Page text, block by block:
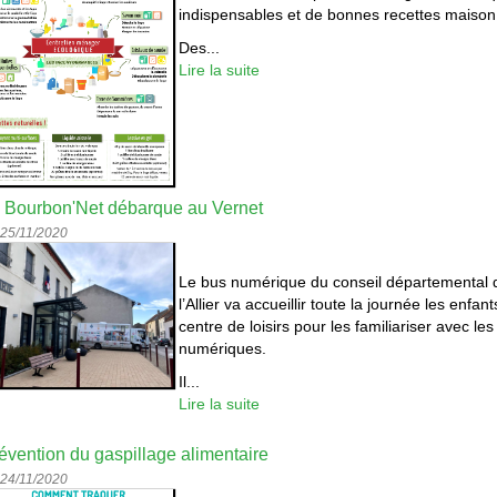
indispensables et de bonnes recettes
Des...
Lire la suite
Bourbon'Net débarque au Vernet
11/2020
Le bus numérique du conseil départemental
l’Allier va accueillir toute la journée les
centre de loisirs pour les familiariser avec les
numériques.
Il...
Lire la suite
du gaspillage alimentaire
11/2020